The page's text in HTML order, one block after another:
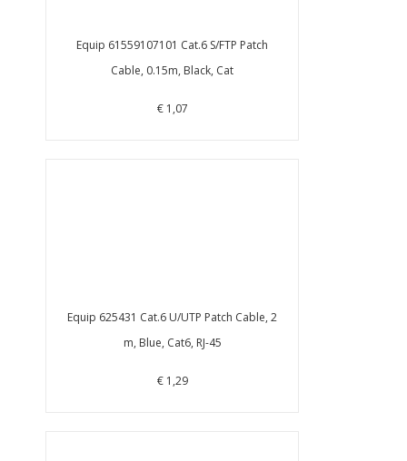
Equip 61559107101 Cat.6 S/FTP Patch
Cable, 0.15m, Black, Cat
€ 1,07
Equip 625431 Cat.6 U/UTP Patch Cable, 2
m, Blue, Cat6, RJ-45
€ 1,29